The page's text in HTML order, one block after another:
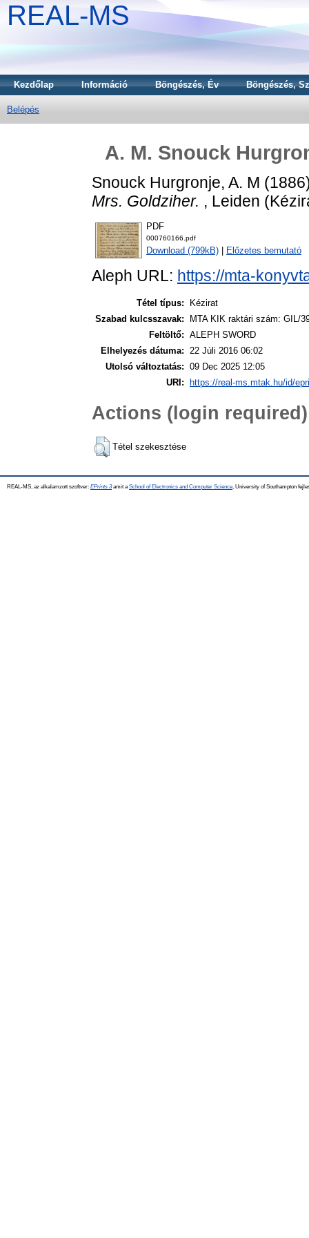
REAL-MS
Kezdőlap Információ Böngészés, Év Böngészés,
Belépés
A. M. Snouck
Snouck Hurgronje, A. M
Mrs. Goldziher. , Leiden
PDF
000760166.pdf
Download (799kB) Előzetes bemutató
Aleph URL: https://mta-
Tétel típus:
Kézirat
Szabad kulcsszavak:
MTA KIK raktári szám: GIL/
Feltöltő: ALEPH SWORD
Elhelyezés dátuma: 22 Júli 2016 06:02
Utolsó változtatás: 09 Dec 2025 12:05
URI:
https://real-ms.mtak.hu/id/
Actions (login required)
Tétel szekesztése
REAL-MS, az alkalamzott szoftver: EPrints 3amit a School of Electronics and Computer Science , University of Southampton